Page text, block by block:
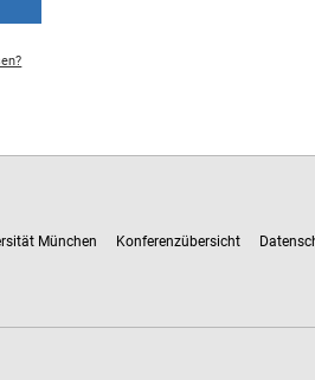
München Konferenzübersicht